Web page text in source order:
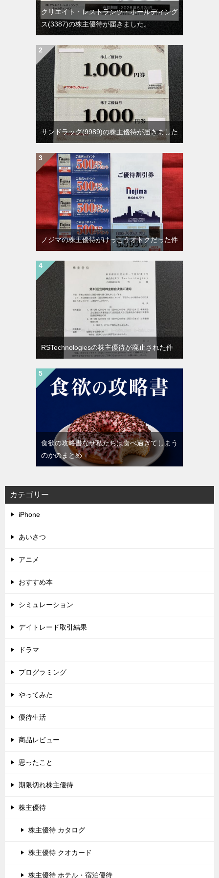
クリエイト・レストランツ・ホールディング
ス(3387)の株主優待が届きました。
サンドラッグ(9989)の株主優待が届きました
ノジマの株主優待がけっこうオトクだった件
RSTechnologiesの株主優待が廃止された件
食欲の攻略書なぜ私たちは食べ過ぎてしまう
のかのまとめ
カテゴリー
iPhone
あいさつ
アニメ
おすすめ本
シミュレーション
デイトレード取引結果
ドラマ
プログラミング
やってみた
優待生活
商品レビュー
思ったこと
期限切れ株主優待
株主優待
株主優待 カタログ
株主優待 クオカード
株主優待 ホテル・宿泊優待